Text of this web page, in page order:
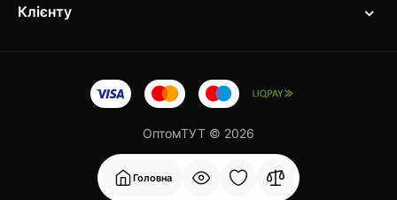
Головна
Клієнту
ОптомТУТ © 2026